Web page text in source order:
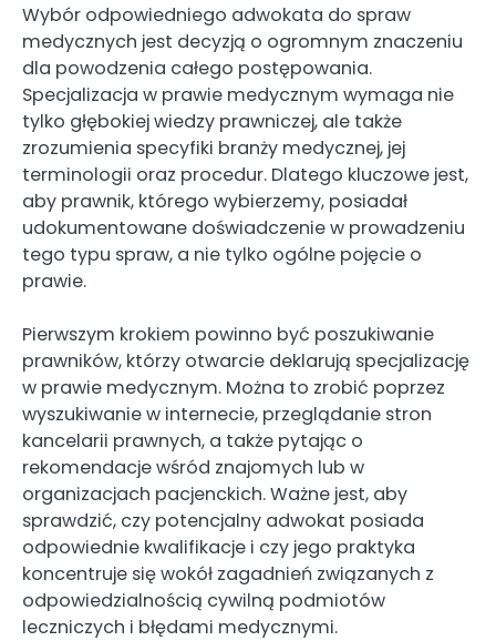
Wybór odpowiedniego adwokata do spraw
medycznych jest decyzją o ogromnym znaczeniu
dla powodzenia całego postępowania.
Specjalizacja w prawie medycznym wymaga nie
tylko głębokiej wiedzy prawniczej, ale także
zrozumienia specyfiki branży medycznej, jej
terminologii oraz procedur. Dlatego kluczowe jest,
aby prawnik, którego wybierzemy, posiadał
udokumentowane doświadczenie w prowadzeniu
tego typu spraw, a nie tylko ogólne pojęcie o
prawie.
Pierwszym krokiem powinno być poszukiwanie
prawników, którzy otwarcie deklarują specjalizację
w prawie medycznym. Można to zrobić poprzez
wyszukiwanie w internecie, przeglądanie stron
kancelarii prawnych, a także pytając o
rekomendacje wśród znajomych lub w
organizacjach pacjenckich. Ważne jest, aby
sprawdzić, czy potencjalny adwokat posiada
odpowiednie kwalifikacje i czy jego praktyka
koncentruje się wokół zagadnień związanych z
odpowiedzialnością cywilną podmiotów
leczniczych i błędami medycznymi.